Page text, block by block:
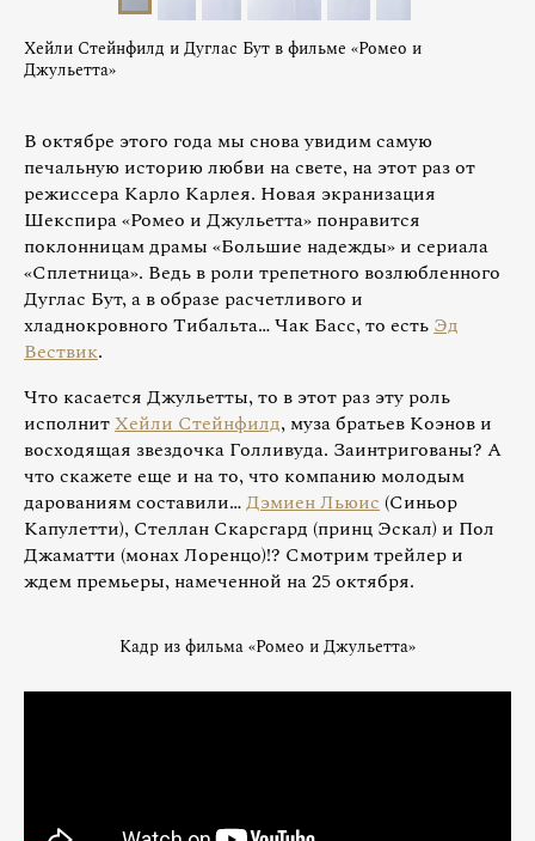
Хейли Стейнфилд и Дуглас Бут в фильме «Ромео и
Джульетта»
В октябре этого года мы снова увидим самую
печальную историю любви на свете, на этот раз от
режиссера Карло Карлея. Новая экранизация
Шекспира «Ромео и Джульетта» понравится
поклонницам драмы «Большие надежды» и сериала
«Сплетница». Ведь в роли трепетного возлюбленного
Дуглас Бут, а в образе расчетливого и
хладнокровного Тибальта… Чак Басс, то естьЭд
Вествик.
Что касается Джульетты, то в этот раз эту роль
исполнитХейли Стейнфилд, муза братьев Коэнов и
восходящая звездочка Голливуда. Заинтригованы? А
что скажете еще и на то, что компанию молодым
дарованиям составили…Дэмиен Льюис(Синьор
Капулетти), Стеллан Скарсгард (принц Эскал) и Пол
Джаматти (монах Лоренцо)!? Смотрим трейлер и
ждем премьеры, намеченной на 25 октября.
Кадр из фильма «Ромео и Джульетта»